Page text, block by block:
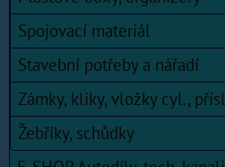
Spojovací materiál
Stavební potřeby a nářadí
Zámky, kliky, vložky cyl.,
Žebříky, schůdky